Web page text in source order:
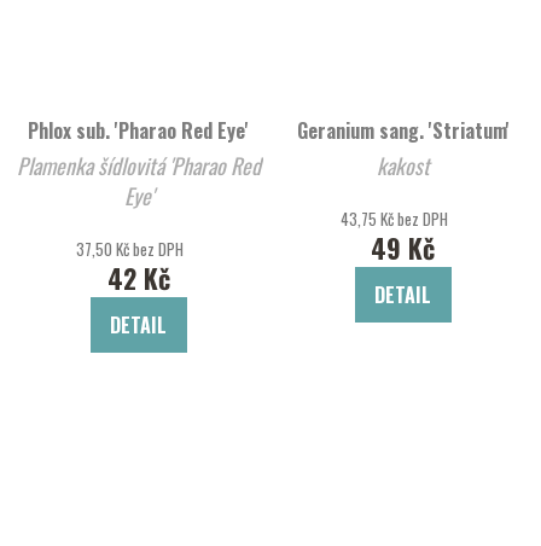
Phlox sub. 'Pharao Red Eye'
Plamenka šídlovitá 'Pharao Red
Eye'
37,50 Kč bez DPH
42 Kč
DETAIL
Geranium sang. 'Striatum'
kakost
43,75 Kč bez DPH
49 Kč
DETAIL